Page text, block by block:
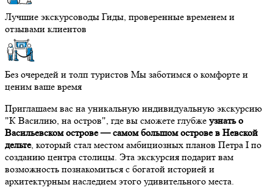
Лучшие экскурсоводы Гиды, проверенные временем и
отзывами клиентов
Без очередей и толп туристов Мы заботимся о комфорте и
ценим ваше время
Приглашаем вас на уникальную индивидуальную экскурсию
"К Василию, на остров", где вы сможете глубже узнать о
Васильевском острове — самом большом острове в Невской
дельте, который стал местом амбициозных планов Петра I по
созданию центра столицы. Эта экскурсия подарит вам
возможность познакомиться с богатой историей и
архитектурным наследием этого удивительного места.